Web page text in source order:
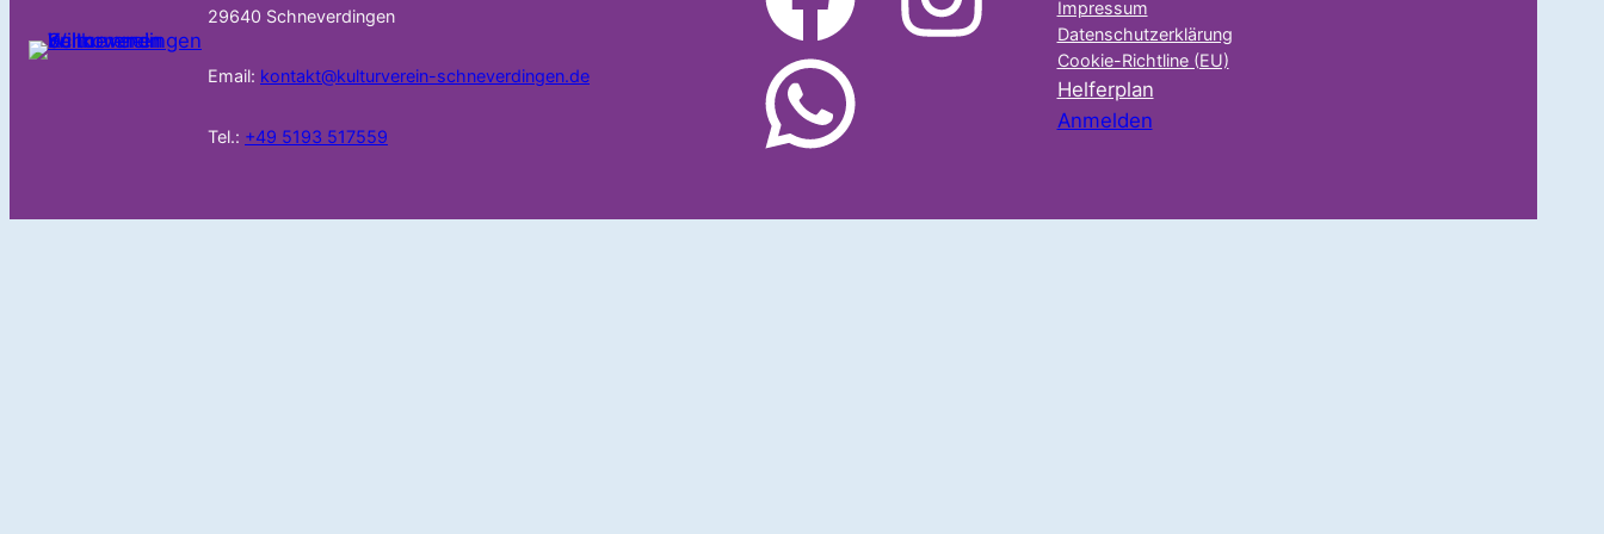
29640 Schneverdingen
Email: kontakt@kulturverein-schneverdingen.de
Tel.: +49 5193 517559
WhatsApp
Impressum
Datenschutzerklärung
Cookie-Richtline (EU)
Helferplan
Anmelden